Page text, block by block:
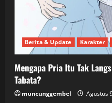
Berita & Update Karakter
Mengapa Pria Itu Tak
Tabata?
muncunggembel Agustus